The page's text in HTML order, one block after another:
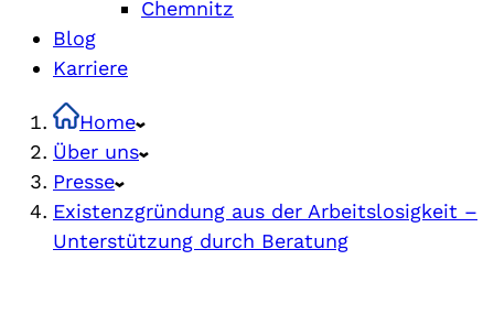
Chemnitz
Blog
Karriere
Home
Über uns
Presse
Existenzgründung aus der Arbeitslosigkeit –
Unterstützung durch Beratung